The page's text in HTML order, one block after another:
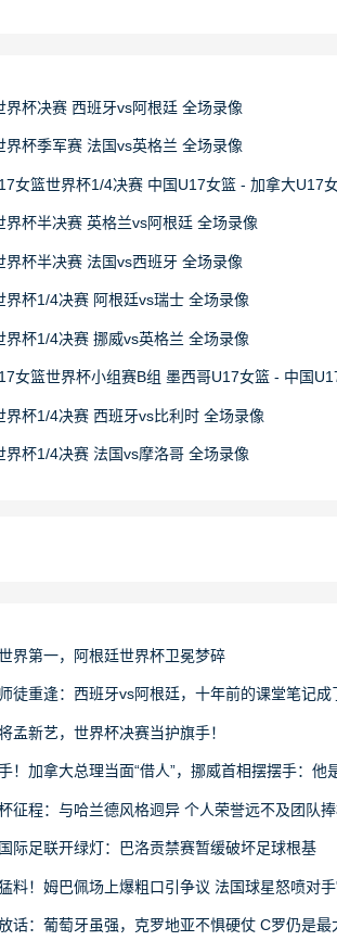
界杯决赛 西班牙vs阿根廷 全场录像
界杯季军赛 法国vs英格兰 全场录像
女篮世界杯1/4决赛 中国U17女篮 - 加拿大U17
界杯半决赛 英格兰vs阿根廷 全场录像
界杯半决赛 法国vs西班牙 全场录像
界杯1/4决赛 阿根廷vs瑞士 全场录像
界杯1/4决赛 挪威vs英格兰 全场录像
女篮世界杯小组赛B组 墨西哥U17女篮 - 中国
界杯1/4决赛 西班牙vs比利时 全场录像
界杯1/4决赛 法国vs摩洛哥 全场录像
界第一，阿根廷世界杯卫冕梦碎
徒重逢：西班牙vs阿根廷，十年前的课堂笔记成
孟新艺，世界杯决赛当护旗手！
！加拿大总理当面“借人”，挪威首相摆摆手：他
征程：与哈兰德风格迥异 个人荣誉远不及团队
际足联开绿灯：巴洛贡禁赛暂缓破坏足球根基
料！姆巴佩场上爆粗口引争议 法国球星怒喷对
话：葡萄牙虽强，克罗地亚不惧硬仗 C罗仍是最